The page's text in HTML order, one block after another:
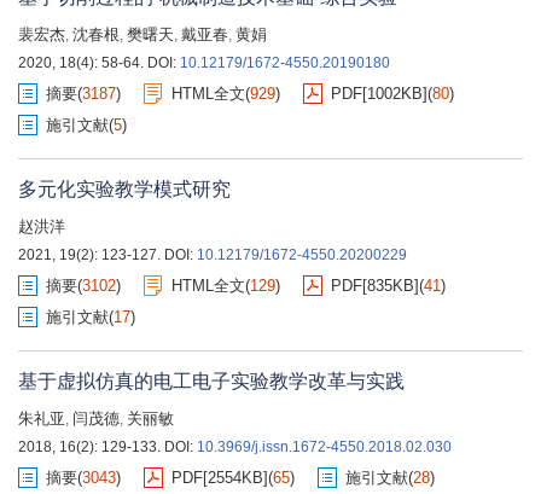
裴宏杰, 沈春根, 樊曙天, 戴亚春, 黄娟
2020, 18(4): 58-64. DOI: 10.12179/1672-4550.20190180
摘要(3187) HTML全文(929) PDF[1002KB](80)
施引文献(5)
多元化实验教学模式研究
赵洪洋
2021, 19(2): 123-127. DOI: 10.12179/1672-4550.20200229
摘要(3102) HTML全文(129) PDF[835KB](41)
施引文献(17)
基于虚拟仿真的电工电子实验教学改革与实践
朱礼亚, 闫茂德, 关丽敏
2018, 16(2): 129-133. DOI: 10.3969/j.issn.1672-4550.2018.02.030
摘要(3043) PDF[2554KB](65) 施引文献(28)